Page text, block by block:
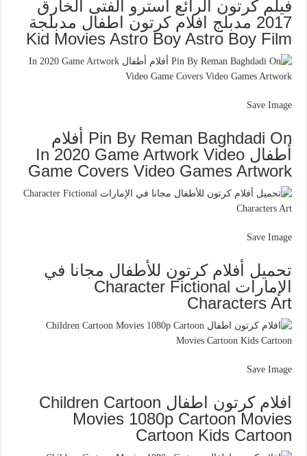
فيلم كرتون الرائع استرو الفتى الخارق
2017 مدبلج افلام كرتون اطفال مدبلجة
Kid Movies Astro Boy Astro Boy Film
Save Image
Pin By Reman Baghdadi On أفلام
أطفال In 2020 Game Artwork Video
Game Covers Video Games Artwork
Save Image
تحميل أفلام كرتون للأطفال مجانا في
الإمارات Character Fictional
Characters Art
Save Image
افلام كرتون اطفال Children Cartoon
Movies 1080p Cartoon Movies
Cartoon Kids Cartoon